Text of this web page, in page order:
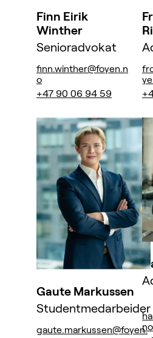
Finn Eirik
Winther
Senioradvokat
finn.winther@foyen.n
o
+47 90 06 94 59
Gaute Markussen
Studentmedarbeider
gaute.markussen@foyen.no